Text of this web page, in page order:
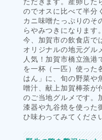
のでオスに比べて半分
カニ味噌たっぷりのそ
らやみつきになります。
今、加賀市の飲食店で
オリジナルの地元グル
人気！加賀市橋立漁港
を一杯（一匹）使った
はん」に、旬の野菜や
噌汁、献上加賀棒茶が
のご当地グルメです。
漆器や九谷焼を使った
ひ味わってみてくださ